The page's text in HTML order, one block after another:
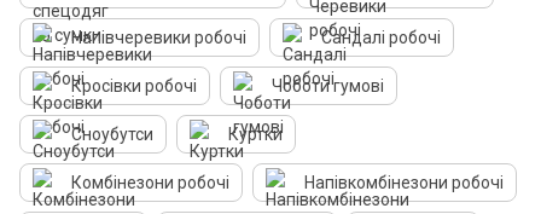
Напівчеревики робочі Сандалі робочі
Кросівки робочі Чоботи гумові
Сноубутси Куртки
Комбінезони робочі Напівкомбінезони робочі